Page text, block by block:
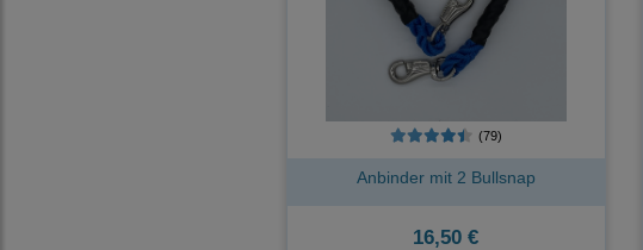
(79)
Anbinder mit 2 Bullsnap
16,50 €